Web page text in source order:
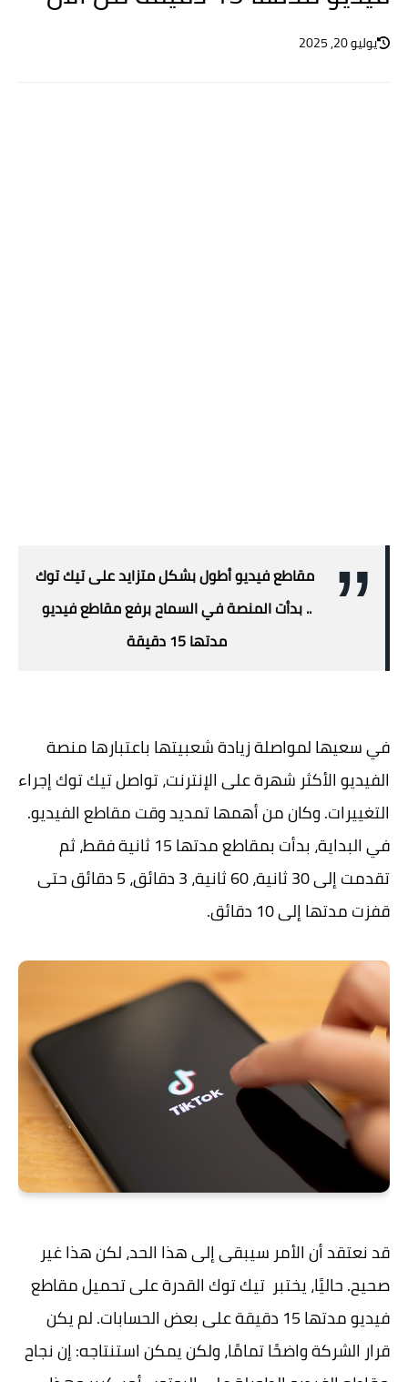
يوليو 20, 2025
مقاطع فيديو أطول بشكل متزايد على تيك توك
.. بدأت المنصة في السماح برفع مقاطع فيديو
مدتها 15 دقيقة
في سعيها لمواصلة زيادة شعبيتها باعتبارها منصة
الفيديو الأكثر شهرة على الإنترنت، تواصل تيك توك إجراء
التغييرات. وكان من أهمها تمديد وقت مقاطع الفيديو.
في البداية، بدأت بمقاطع مدتها 15 ثانية فقط، ثم
تقدمت إلى 30 ثانية، 60 ثانية، 3 دقائق، 5 دقائق حتى
قفزت مدتها إلى 10 دقائق.
قد نعتقد أن الأمر سيبقى إلى هذا الحد، لكن هذا غير
صحيح. حاليًا، يختبر تيك توك القدرة على تحميل مقاطع
فيديو مدتها 15 دقيقة على بعض الحسابات. لم يكن
قرار الشركة واضحًا تمامًا، ولكن يمكن استنتاجه: إن نجاح